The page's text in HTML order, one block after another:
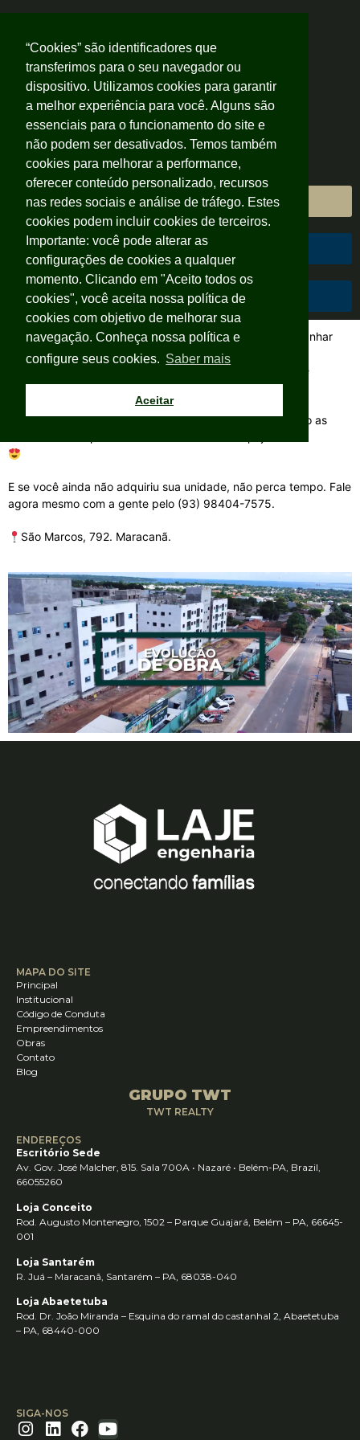
Área do Cliente
Área do Colaborador
Código de Conduta
A gente sabe o gostinho especial que tem poder acompanhar
cada passo, ou melhor, cada tijolo do seu sonho sendo
assentado. Por isso, todo mês nós publicamos o vídeo de
evolução de obra.
Então habilite o som e venha com a gente ver como estão as
E se você ainda não adquiriu sua unidade, não perca tempo. Fale
agora mesmo com a gente pelo (93) 98404-7575.
São Marcos, 792. Maracanã.
MAPA DO SITE
Principal
Institucional
Código de Conduta
Empreendimentos
Obras
Contato
Blog
GRUPO TWT
TWT REALTY
ENDEREÇOS
Escritório Sede
Av. Gov. José Malcher, 815. Sala 700A • Nazaré • Belém-PA, Brazil,
66055260
Loja Conceito
Rod. Augusto Montenegro, 1502 – Parque Guajará, Belém – PA, 66645-
001
Loja Santarém
R. Juá – Maracanã, Santarém – PA, 68038-040
Loja Abaetetuba
Rod. Dr. João Miranda – Esquina do ramal do castanhal 2, Abaetetuba
– PA, 68440-000
SIGA-NOS
“Cookies” são identificadores que
transferimos para o seu navegador ou
dispositivo. Utilizamos cookies para garantir
a melhor experiência para você. Alguns são
essenciais para o funcionamento do site e
não podem ser desativados. Temos também
cookies para melhorar a performance,
oferecer conteúdo personalizado, recursos
nas redes sociais e análise de tráfego. Estes
cookies podem incluir cookies de terceiros.
Importante: você pode alterar as
configurações de cookies a qualquer
momento. Clicando em "Aceito todos os
cookies", você aceita nossa política de
cookies com objetivo de melhorar sua
navegação. Conheça nossa política e
configure seus cookies. Saber mais
Aceitar